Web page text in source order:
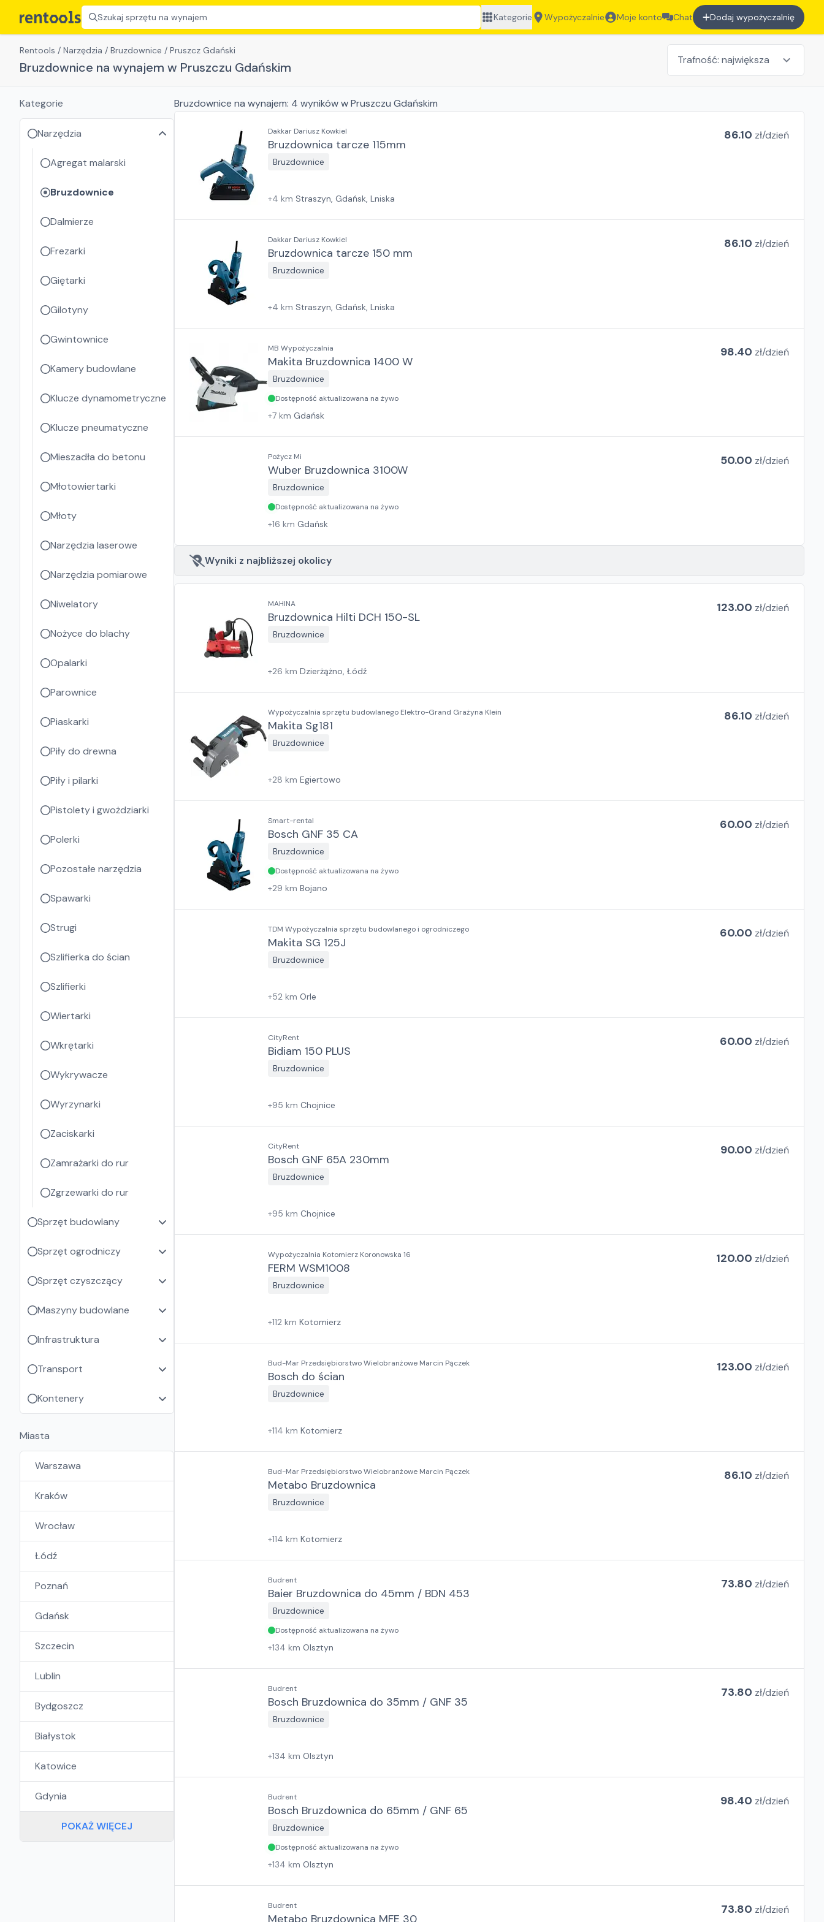
Szukaj sprzętu na wynajem Kategorie Wypożyczalnie Moje konto Chat Dodaj wypożyczalnię
Rentools / Narzędzia / Bruzdownice / Pruszcz Gdański
Bruzdownice na wynajem w Pruszczu Gdańskim
Bruzdownice na wynajem: 4 wynikóww Pruszczu Gdańskim
Dakkar Dariusz Kowkiel
Bruzdownica tarcze 115mm
Bruzdownice
86.10 zł/dzień
+4 km Straszyn, Gdańsk, Lniska
Dakkar Dariusz Kowkiel
Bruzdownica tarcze 150 mm
Bruzdownice
86.10 zł/dzień
+4 km Straszyn, Gdańsk, Lniska
MB Wypożyczalnia
Makita Bruzdownica 1400 W
Bruzdownice
98.40 zł/dzień
Dostępność aktualizowana na żywo
+7 km Gdańsk
Pożycz Mi
Wuber Bruzdownica 3100W
Bruzdownice
50.00 zł/dzień
Dostępność aktualizowana na żywo
+16 km Gdańsk
Wyniki z najbliższej okolicy
MAHINA
Bruzdownica Hilti DCH 150-SL
Bruzdownice
123.00 zł/dzień
+26 km Dzierżążno, Łódź
Wypożyczalnia sprzętu budowlanego Elektro-Grand Grażyna Klein
Makita Sg181
Bruzdownice
86.10 zł/dzień
+28 km Egiertowo
Smart-rental
Bosch GNF 35 CA
Bruzdownice
60.00 zł/dzień
Dostępność aktualizowana na żywo
+29 km Bojano
TDM Wypożyczalnia sprzętu budowlanego i ogrodniczego
Makita SG 125J
Bruzdownice
60.00 zł/dzień
+52 km Orle
CityRent
Bidiam 150 PLUS
Bruzdownice
60.00 zł/dzień
+95 km Chojnice
CityRent
Bosch GNF 65A 230mm
Bruzdownice
90.00 zł/dzień
+95 km Chojnice
Wypożyczalnia Kotomierz Koronowska 16
FERM WSM1008
Bruzdownice
120.00 zł/dzień
+112 km Kotomierz
Bud-Mar Przedsiębiorstwo Wielobranżowe Marcin Pączek
Bosch do ścian
Bruzdownice
123.00 zł/dzień
+114 km Kotomierz
Bud-Mar Przedsiębiorstwo Wielobranżowe Marcin Pączek
Metabo Bruzdownica
Bruzdownice
86.10 zł/dzień
+114 km Kotomierz
Budrent
Baier Bruzdownica do 45mm / BDN 453
Bruzdownice
73.80 zł/dzień
Dostępność aktualizowana na żywo
+134 km Olsztyn
Budrent
Bosch Bruzdownica do 35mm / GNF 35
Bruzdownice
73.80 zł/dzień
+134 km Olsztyn
Budrent
Bosch Bruzdownica do 65mm / GNF 65
Bruzdownice
98.40 zł/dzień
Dostępność aktualizowana na żywo
+134 km Olsztyn
Budrent
Metabo Bruzdownica MFE 30
73.80 zł/dzień
Kategorie
Narzędzia
Agregat malarski
Bruzdownice
Dalmierze
Frezarki
Giętarki
Gilotyny
Gwintownice
Kamery budowlane
Klucze dynamometryczne
Klucze pneumatyczne
Mieszadła do betonu
Młotowiertarki
Młoty
Narzędzia laserowe
Narzędzia pomiarowe
Niwelatory
Nożyce do blachy
Opalarki
Parownice
Piaskarki
Piły do drewna
Piły i pilarki
Pistolety i gwożdziarki
Polerki
Pozostałe narzędzia
Spawarki
Strugi
Szlifierka do ścian
Szlifierki
Wiertarki
Wkrętarki
Wykrywacze
Wyrzynarki
Zaciskarki
Zamrażarki do rur
Zgrzewarki do rur
Sprzęt budowlany
Sprzęt ogrodniczy
Sprzęt czyszczący
Maszyny budowlane
Infrastruktura
Transport
Kontenery
Miasta
Warszawa
Kraków
Wrocław
Łódź
Poznań
Gdańsk
Szczecin
Lublin
Bydgoszcz
Białystok
Katowice
Gdynia
POKAŻ WIĘCEJ